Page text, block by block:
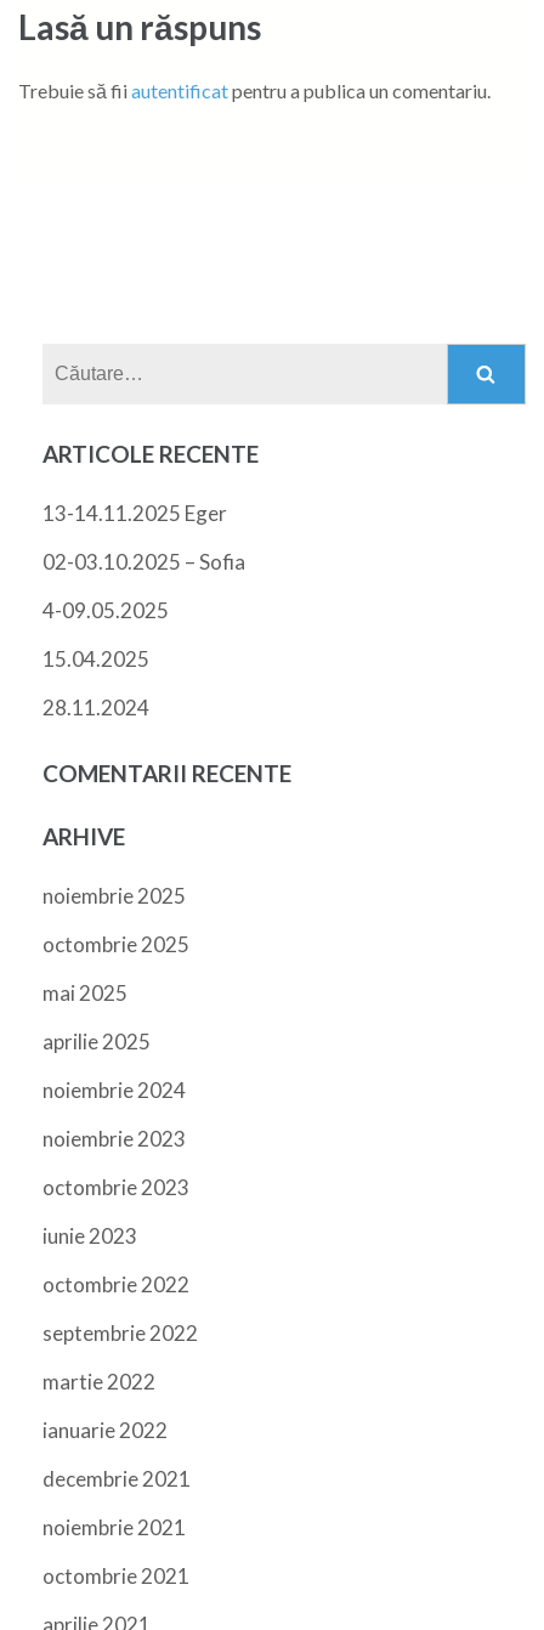
Lasă un răspuns
Trebuie să fii autentificatpentru a publica un comentariu.
ARTICOLE RECENTE
13-14.11.2025 Eger
02-03.10.2025 – Sofia
4-09.05.2025
15.04.2025
28.11.2024
COMENTARII RECENTE
ARHIVE
noiembrie 2025
octombrie 2025
mai 2025
aprilie 2025
noiembrie 2024
noiembrie 2023
octombrie 2023
iunie 2023
octombrie 2022
septembrie 2022
martie 2022
ianuarie 2022
decembrie 2021
noiembrie 2021
octombrie 2021
aprilie 2021